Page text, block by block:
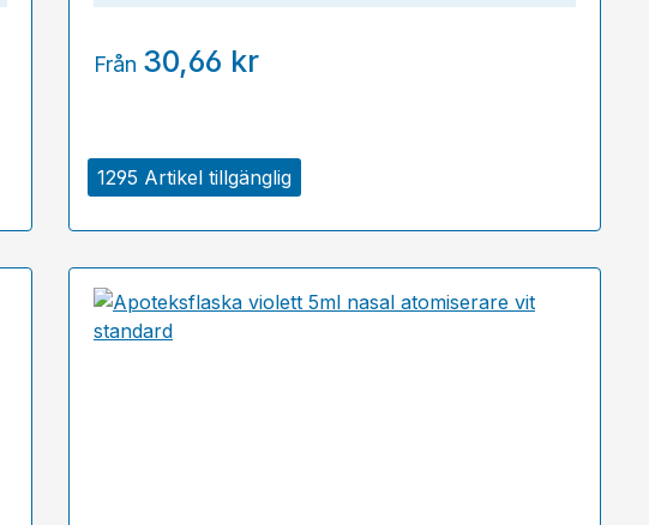
1295 Artikel tillgänglig
Från 30,66 kr